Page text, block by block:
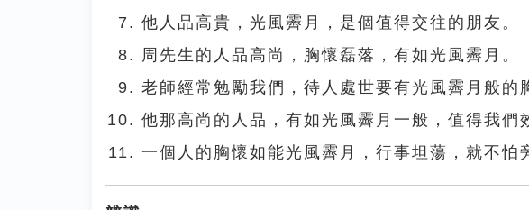
他人品高貴，光風霽月，是個值得交往的朋友。
周先生的人品高尚，胸懷磊落，有如光風霽月。
老師經常勉勵我們，待人處世要有光風霽月般的
他那高尚的人品，有如光風霽月一般，值得我們
一個人的胸懷如能光風霽月，行事坦蕩，就不怕